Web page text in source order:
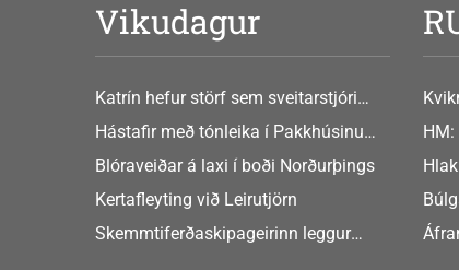
Vikudagur
Katrín hefur störf sem sveitarstjóri
Þingeyjarsveitar
Hástafir með tónleika í Pakkhúsinu
Hafnarstræti 19
Blóraveiðar á laxi í boði Norðurþings
Kertafleyting við Leirutjörn
Skemmtiferðaskipageirinn leggur
að